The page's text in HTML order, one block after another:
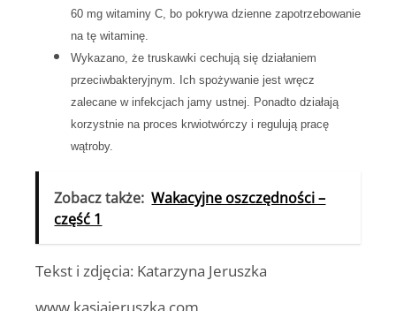
60 mg witaminy C, bo pokrywa dzienne zapotrzebowanie
na tę witaminę.
Wykazano, że truskawki cechują się działaniem
przeciwbakteryjnym. Ich spożywanie jest wręcz
zalecane w infekcjach jamy ustnej. Ponadto działają
korzystnie na proces krwiotwórczy i regulują pracę
wątroby.
Zobacz także: Wakacyjne oszczędności –
część 1
Tekst i zdjęcia: Katarzyna Jeruszka